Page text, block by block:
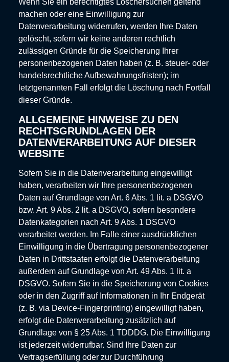
Wenn Sie ein berechtigtes Löschersuchen geltend
machen oder eine Einwilligung zur
Datenverarbeitung widerrufen, werden Ihre Daten
gelöscht, sofern wir keine anderen rechtlich
zulässigen Gründe für die Speicherung Ihrer
personenbezogenen Daten haben (z. B. steuer- oder
handelsrechtliche Aufbewahrungsfristen); im
letztgenannten Fall erfolgt die Löschung nach Fortfall
dieser Gründe.
ALLGEMEINE HINWEISE ZU DEN
RECHTSGRUNDLAGEN DER
DATENVERARBEITUNG AUF DIESER
WEBSITE
Sofern Sie in die Datenverarbeitung eingewilligt
haben, verarbeiten wir Ihre personenbezogenen
Daten auf Grundlage von Art. 6 Abs. 1 lit. a DSGVO
bzw. Art. 9 Abs. 2 lit. a DSGVO, sofern besondere
Datenkategorien nach Art. 9 Abs. 1 DSGVO
verarbeitet werden. Im Falle einer ausdrücklichen
Einwilligung in die Übertragung personenbezogener
Daten in Drittstaaten erfolgt die Datenverarbeitung
außerdem auf Grundlage von Art. 49 Abs. 1 lit. a
DSGVO. Sofern Sie in die Speicherung von Cookies
oder in den Zugriff auf Informationen in Ihr Endgerät
(z. B. via Device-Fingerprinting) eingewilligt haben,
erfolgt die Datenverarbeitung zusätzlich auf
Grundlage von § 25 Abs. 1 TDDDG. Die Einwilligung
ist jederzeit widerrufbar. Sind Ihre Daten zur
Vertragserfüllung oder zur Durchführung